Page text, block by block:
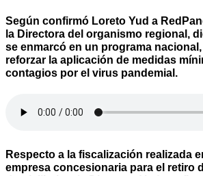
Según confirmó Loreto Yud a
la Directora del organismo regional,
se enmarcó en un programa
reforzar la aplicación de medidas
contagios por el virus pandemial.
Respecto a la fiscalización realizada
empresa concesionaria para el retiro